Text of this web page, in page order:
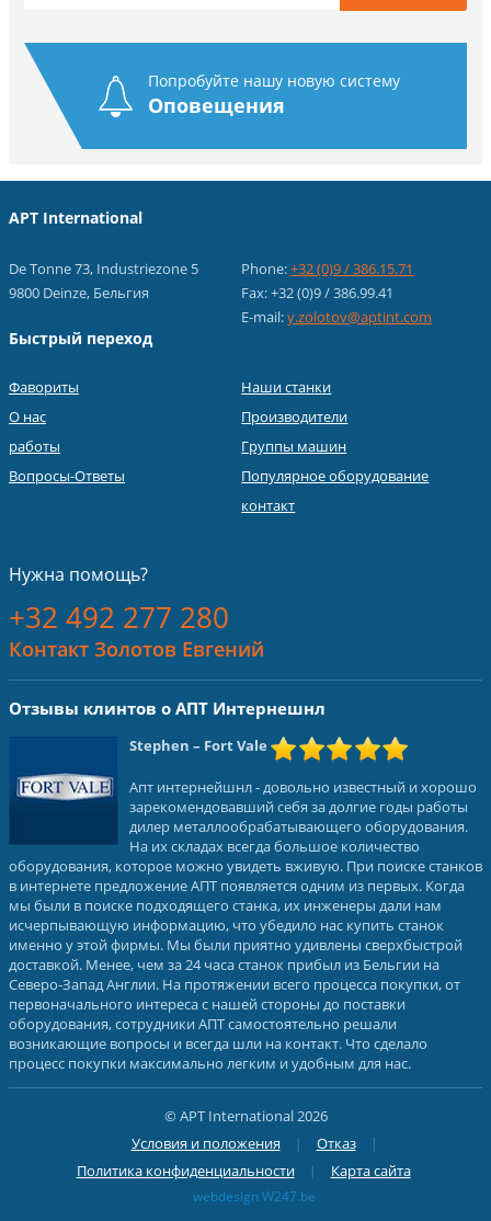
Попробуйте нашу новую систему
Оповещения
APT International
De Tonne 73, Industriezone 5
9800 Deinze, Бельгия
Phone:+32 (0)9 / 386.15.71
Fax: +32 (0)9 / 386.99.41
E-mail:y.zolotov@aptint.com
Быстрый переход
Фавориты
О нас
работы
Вопросы-Ответы
Наши станки
Производители
Группы машин
Популярное оборудование
контакт
Нужна помощь?
+32 492 277 280
Контакт Золотов Евгений
Отзывы клинтов о АПТ Интернешнл
Stephen – Fort Vale
Апт интернейшнл - довольно известный и хорошо
зарекомендовавший себя за долгие годы работы
дилер металлообрабатывающего оборудования.
На их складах всегда большое количество
оборудования, которое можно увидеть вживую. При поиске станков
в интернете предложение АПТ появляется одним из первых. Когда
мы были в поиске подходящего станка, их инженеры дали нам
исчерпывающую информацию, что убедило нас купить станок
именно у этой фирмы. Мы были приятно удивлены сверхбыстрой
доставкой. Менее, чем за 24 часа станок прибыл из Бельгии на
Северо-Запад Англии. На протяжении всего процесса покупки, от
первоначального интереса с нашей стороны до поставки
оборудования, сотрудники АПТ самостоятельно решали
возникающие вопросы и всегда шли на контакт. Что сделало
процесс покупки максимально легким и удобным для нас.
© APT International 2026
Условия и положения
Отказ
Политика конфиденциальности
Карта сайта
webdesign W247.be